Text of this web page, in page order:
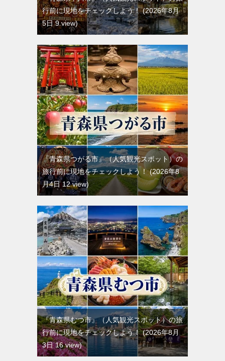
行前に現地をチェックしよう！ 2026年8月
5日 9 view
『青森県つがる市』（人気観光スポット）の
旅行前に現地をチェックしよう！ 2026年8
月4日 12 view
『青森県むつ市』（人気観光スポット）の旅
行前に現地をチェックしよう！ 2026年8月
3日 16 view